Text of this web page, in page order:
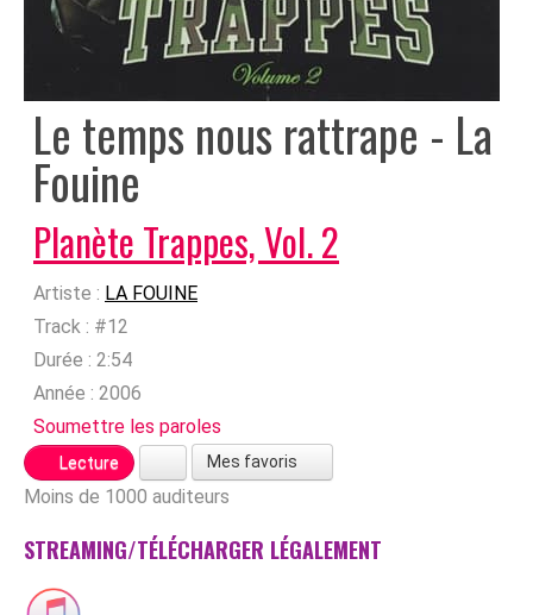
Le temps nous rattrape - La
Fouine
Planète Trappes, Vol. 2
Artiste : LA FOUINE
Track : #12
Durée : 2:54
Année : 2006
Soumettre les paroles
Lecture Mes favoris
Moins de 1000 auditeurs
STREAMING/TÉLÉCHARGER LÉGALEMENT